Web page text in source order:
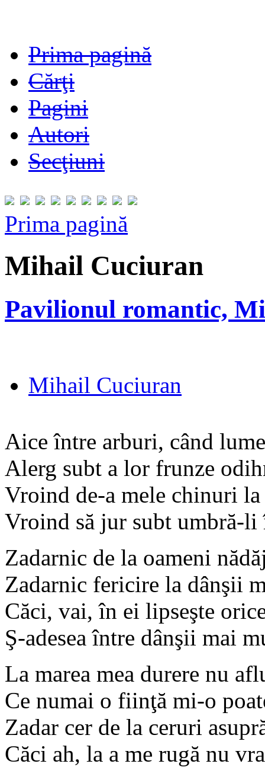
Prima pagină
Cărţi
Pagini
Autori
Secţiuni
Prima pagină
Mihail Cuciuran
Pavilionul romantic,
Mihail Cuciuran
Aice între arburi, când
Alerg subt a lor frunze
Vroind de-a mele chinuri la
Vroind să jur subt umbră-
Zadarnic de la oameni
Zadarnic fericire la dânşii
Căci, vai, în ei lipseşte
Ş-adesea între dânşii mai
La marea mea durere nu
Ce numai o fiinţă mi-o
Zadar cer de la ceruri
Căci ah, la a me rugă nu